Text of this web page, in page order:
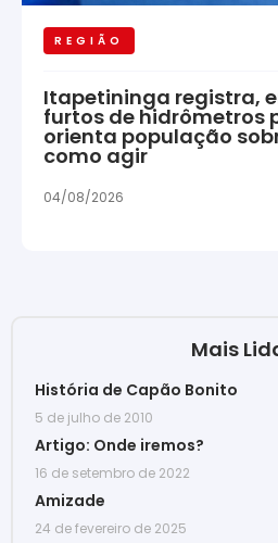
REGIÃO
Itapetininga registra,
furtos de hidrômetros
orienta população
como agir
04/08/2026
Mais
História de Capão Bonito
5 de julho de 2010
Artigo: Onde iremos?
16 de setembro de 2022
Amizade
24 de fevereiro de 2025